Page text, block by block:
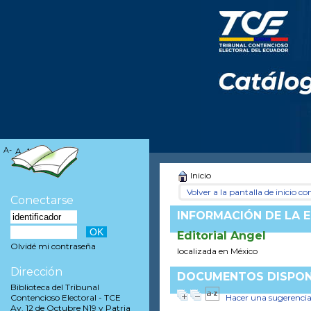
Inicio
Volver a la pantalla de inicio
INFORMACIÓN DE LA
Editorial Angel
localizada en México
DOCUMENTOS
Hacer una sugerencia
A- A A+
Conectarse
Olvidé mi contraseña
Dirección
Biblioteca del Tribunal
Contencioso Electoral - TCE
Av. 12 de Octubre N19 y Patria